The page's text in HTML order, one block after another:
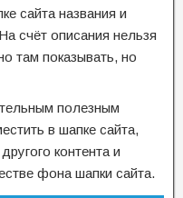
сайта названия и
счёт описания нельзя
там показывать, но
полезным
в шапке сайта,
контента и
фона шапки сайта.